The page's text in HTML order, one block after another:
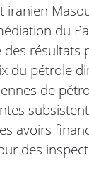
du
résultats
du pétrole
de
avoirs
des